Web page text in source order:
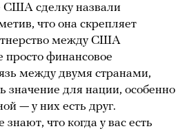
США сделку назвали
что она скрепляет
между США
просто финансовое
между двумя странами,
значение для нации, особенно
— у них есть друг.
что когда у вас есть